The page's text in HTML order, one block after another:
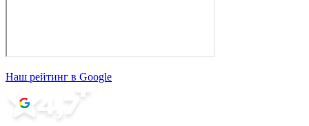
Наш рейтинг в Google